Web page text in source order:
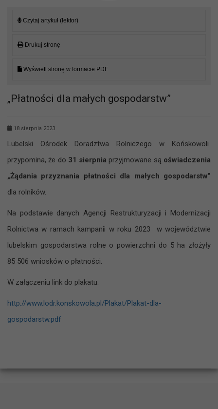
Czytaj artykuł (lektor)
Drukuj stronę
Wyświetl stronę w formacie PDF
„Płatności dla małych gospodarstw”
18 sierpnia 2023
Lubelski Ośrodek Doradztwa Rolniczego w Końskowoli
przypomina, że do 31 sierpnia przyjmowane są oświadczenia
„Żądania przyznania płatności dla małych gospodarstw”
dla rolników.
Na podstawie danych Agencji Restrukturyzacji i Modernizacji
Rolnictwa w ramach kampanii w roku 2023 w województwie
lubelskim gospodarstwa rolne o powierzchni do 5 ha złożyły
85 506 wniosków o płatności.
W załączeniu link do plakatu:
http://www.lodr.konskowola.pl/Plakat/Plakat-dla-
gospodarstw.pdf